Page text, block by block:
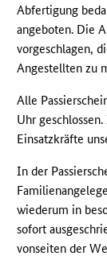
Abfertigung
angeboten. Die
vorgeschlagen,
Angestellten zu
Alle
Uhr
Einsatzkräfte
In der
wiederum in
sofort
vonseiten der